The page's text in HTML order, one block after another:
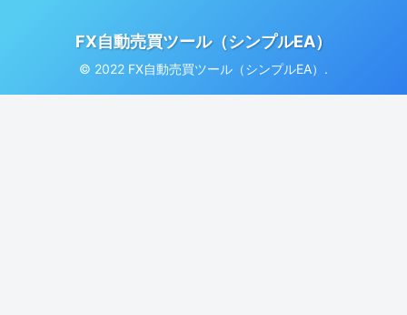
FX自動売買ツール（シンプルEA）
© 2022 FX自動売買ツール（シンプルEA）.